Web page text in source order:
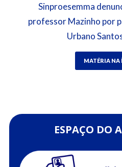
Sinproesemma
professor Mazinho por
Urbano
MATÉRIA NA
ESPAÇO DO